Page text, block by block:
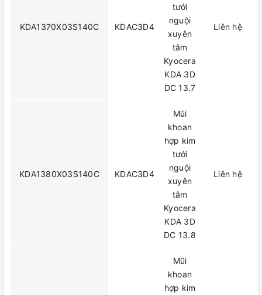
KDA1370X03S140C KDAC3D4
tưới
nguội
xuyên
tâm
Kyocera
KDA 3D
DC 13.7
Liên hệ
KDA1380X03S140C KDAC3D4
Mũi
khoan
hợp kim
tưới
nguội
xuyên
tâm
Kyocera
KDA 3D
DC 13.8
Liên hệ
Mũi
khoan
hợp kim